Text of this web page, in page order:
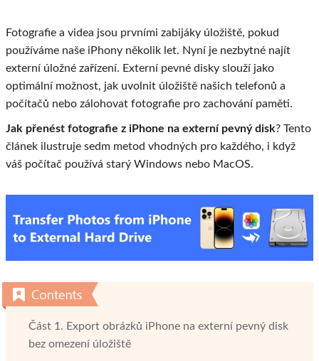
Fotografie a videa jsou prvními zabijáky úložiště, pokud
používáme naše iPhony několik let. Nyní je nezbytné najít
externí úložné zařízení. Externí pevné disky slouží jako
optimální možnost, jak uvolnit úložiště našich telefonů a
počítačů nebo zálohovat fotografie pro zachování paměti.
Jak přenést fotografie z iPhone na externí pevný disk? Tento
článek ilustruje sedm metod vhodných pro každého, i když
váš počítač používá starý Windows nebo MacOS.
Část 1. Export obrázků iPhone na externí pevný disk
bez omezení úložiště